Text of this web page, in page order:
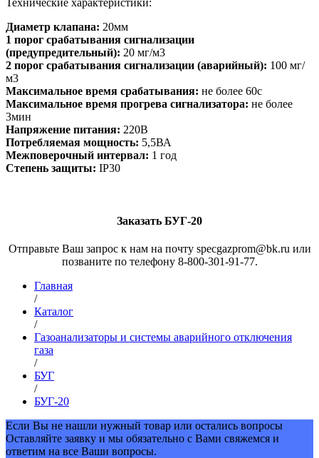
Технические характеристики:
Диаметр клапана: 20мм
1 порог срабатывания сигнализации
(предупредительный): 20 мг/м3
2 порог срабатывания сигнализации (аварийный): 100 мг/
м3
Максимальное время срабатывания: не более 60с
Максимальное время прогрева сигнализатора: не более
3мин
Напряжение питания: 220В
Потребляемая мощность: 5,5ВА
Межповерочный интервал: 1 год
Степень защиты: IP30
Заказать БУГ-20
Отправьте Ваш запрос к нам на почту specgazprom@bk.ru или
позваните по телефону 8-800-301-91-77.
Главная
/
Каталог
/
Газоанализаторы и системы аварийного отключения
газа
/
БУГ
/
БУГ-20
Если Вы не нашли нужный товар или остались вопросы
Оставляйте заявку и мы обязательно с Вами свяжемся и
ответим на все Ваши вопросы.